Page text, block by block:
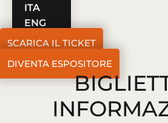
ITA
ENG
SCARICA IL TICKET
DIVENTA ESPOSITORE